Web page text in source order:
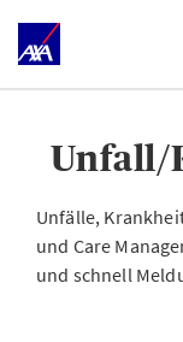
Unfall/
Unfälle,
und Care
und schnell